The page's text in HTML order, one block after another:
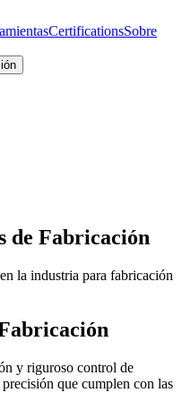
CertificationsSobre
de Fabricación
la industria para fabricación
y riguroso control de
que cumplen con las